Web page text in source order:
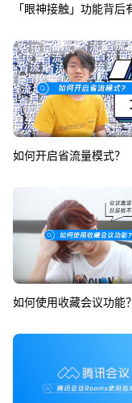
如何开启省流量模式？
如何使用收藏会议功能？